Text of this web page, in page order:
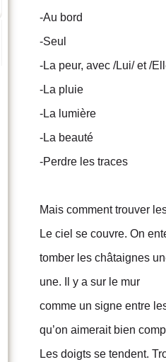
-Au bord
-Seul
-La peur, avec /Lui/ et /
-La pluie
-La lumière
-La beauté
-Perdre les traces
Mais comment trouver
Le ciel se couvre. On
tomber les châtaignes
une. Il y a sur le mur
comme un signe entre
qu’on aimerait bien
Les doigts se tendent.